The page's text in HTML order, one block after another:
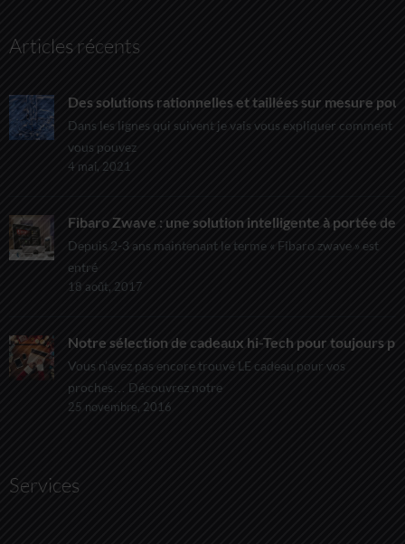
Articles récents
Des solutions rationnelles et taillées sur mesure
Dans les lignes qui suivent je vais vous expliquer comment
vous pouvez
4 mai, 2021
Fibaro Zwave : une solution intelligente à portée de
Depuis 2-3 ans maintenant le terme « Fibaro zwave » est
entré
18 août, 2017
Notre sélection de cadeaux hi-Tech pour toujours
Vous n’avez pas encore trouvé LE cadeau pour vos
proches… Découvrez notre
25 novembre, 2016
Services